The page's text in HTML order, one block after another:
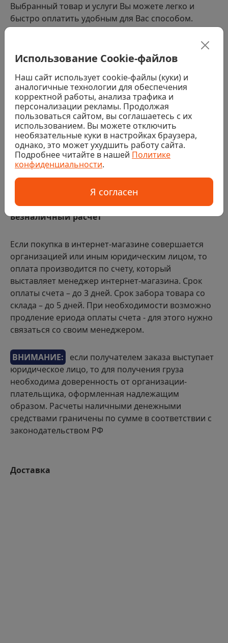
Выбранный товар и услуги Вы можете легко и
быстро оплатить удобным для Вас способом.
Наличными водителю-экспедитору. При получении
заказа (за исключением заказов с товарами,
требующими услуг колеровки, распила или резки)
Банковской картой водителю-экспедитору. При
получении заказа (за исключением заказов с
товарами, требующими услуг колеровки, распила или
резки)
Наличными или банковской картой в магазине. При
получении заказа (за исключением заказов с
товарами, требующими услуг колеровки, распила или
Банковской картой на сайте
Безналичный расчет
Если покупка в интернет-магазине совершается
организацией или иным юридическим лицом, то
оплата производится по счету, который
выставляет менеджер интернет-магазина. Срок
оплаты счета – до 3 дней. Срок забора товара со
склада – до 5 дней. При необходимости возможно
продление ериода оплаты счета - для этого нужно
связаться со своим менеджером.
ВНИМАНИЕ:
если получателем заказа выступает
юридическое лицо, то для получения груза
необходима доверенность от организации-
плательщика, оформленная надлежащим
образом. Расчеты наличными денежными
средствами граничены по сумме в соответствии с
законодательством РФ
Доставка
Использование Cookie-файлов
Наш сайт использует cookie-файлы (куки) и
аналогичные технологии для обеспечения
корректной работы, анализа трафика и
персонализации рекламы. Продолжая
пользоваться сайтом, вы соглашаетесь с их
использованием. Вы можете отключить
необязательные куки в настройках браузера,
однако, это может ухудшить работу сайта.
Подробнее читайте в нашей Политике
конфиденциальности.
Я согласен